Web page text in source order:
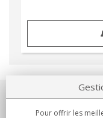
Notre société
Pour offrir les